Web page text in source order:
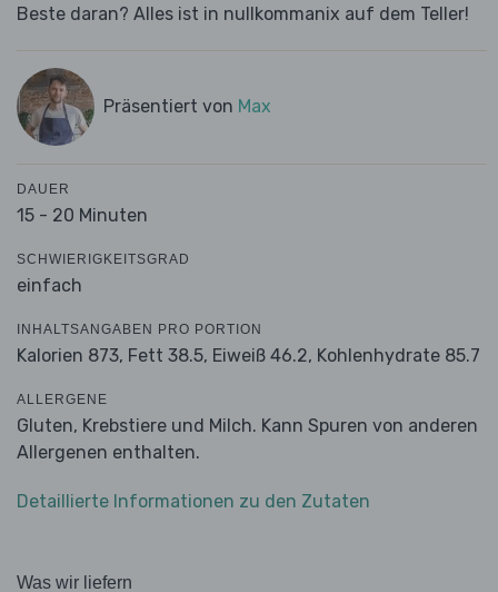
Beste daran? Alles ist in nullkommanix auf dem Teller!
Präsentiert von Max
DAUER
15 - 20 Minuten
SCHWIERIGKEITSGRAD
einfach
INHALTSANGABEN PRO PORTION
Kalorien 873, Fett 38.5, Eiweiß 46.2, Kohlenhydrate 85.7
ALLERGENE
Gluten, Krebstiere und Milch. Kann Spuren von anderen
Allergenen enthalten.
Detaillierte Informationen zu den Zutaten
Was wir liefern